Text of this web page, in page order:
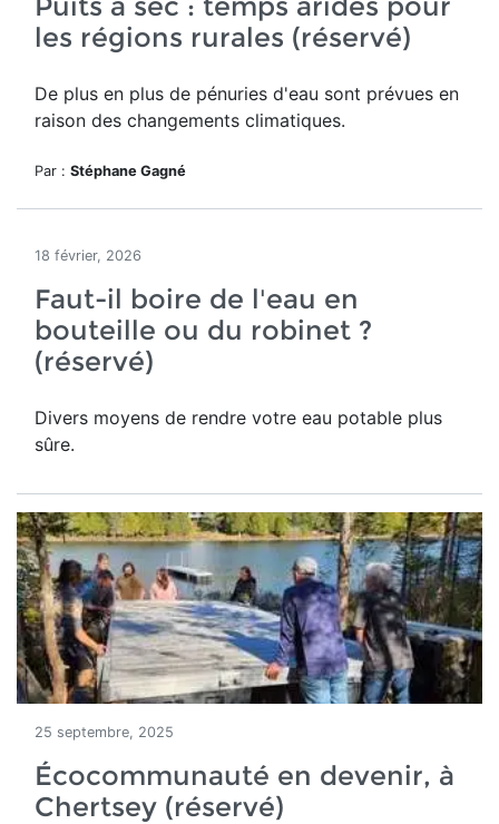
les régions rurales (réservé)
De plus en plus de pénuries d'eau sont prévues en
raison des changements climatiques.
Par : Stéphane Gagné
18 février, 2026
Faut-il boire de l'eau en
bouteille ou du robinet ?
(réservé)
Divers moyens de rendre votre eau potable plus
sûre.
25 septembre, 2025
Écocommunauté en devenir, à
Chertsey (réservé)